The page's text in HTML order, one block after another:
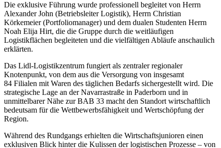
Die exklusive Führung wurde professionell begleitet von Herrn
Alexander John (Betriebsleiter Logistik), Herrn Christian
Körkemeier (Portfoliomanager) und dem dualen Studenten Herrn
Noah Elija Hirt, die die Gruppe durch die weitläufigen
Logistikflächen begleiteten und die vielfältigen Abläufe anschaulich
erklärten.
Das Lidl-Logistikzentrum fungiert als zentraler regionaler
Knotenpunkt, von dem aus die Versorgung von insgesamt
84 Filialen mit Waren des täglichen Bedarfs sichergestellt wird. Die
strategische Lage an der Navarrastraße in Paderborn und in
unmittelbarer Nähe zur BAB 33 macht den Standort wirtschaftlich
bedeutsam für die Wettbewerbsfähigkeit und Wertschöpfung der
Region.
Während des Rundgangs erhielten die Wirtschaftsjunioren einen
exklusiven Blick hinter die Kulissen der logistischen Prozesse – von